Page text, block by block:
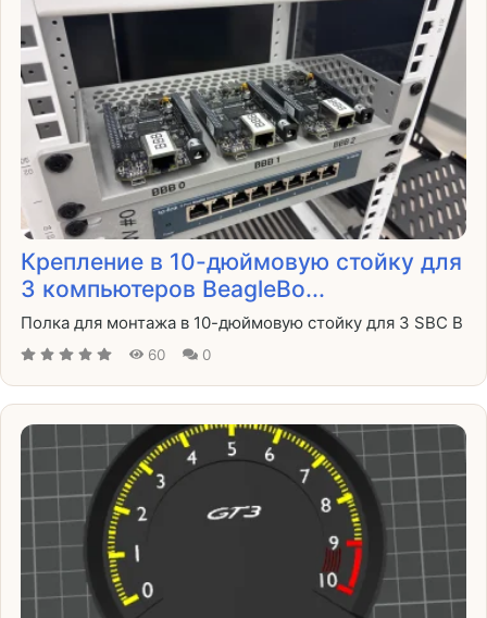
Крепление в 10-дюймовую стойку для
3 компьютеров BeagleBo...
Полка для монтажа в 10-дюймовую стойку для 3 SBC B
60 0